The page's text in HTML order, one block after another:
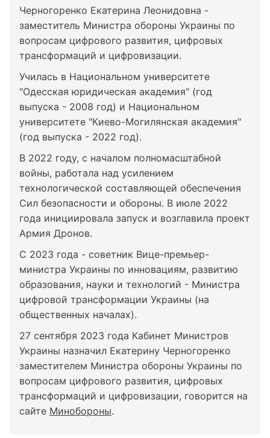
Черногоренко Екатерина Леонидовна -
заместитель Министра обороны Украины по
вопросам цифрового развития, цифровых
трансформаций и цифровизации.
Училась в Национальном университете
"Одесская юридическая академия" (год
выпуска - 2008 год) и Национальном
университете "Киево-Могилянская академия"
(год выпуска - 2022 год).
В 2022 году, с началом полномасштабной
войны, работала над усилением
технологической составляющей обеспечения
Сил безопасности и обороны. В июле 2022
года инициировала запуск и возглавила проект
Армия Дронов.
С 2023 года - советник Вице-премьер-
министра Украины по инновациям, развитию
образования, науки и технологий - Министра
цифровой трансформации Украины (на
общественных началах).
27 сентября 2023 года Кабинет Министров
Украины назначил Екатерину Черногоренко
заместителем Министра обороны Украины по
вопросам цифрового развития, цифровых
трансформаций и цифровизации, говорится на
сайте Минобороны.